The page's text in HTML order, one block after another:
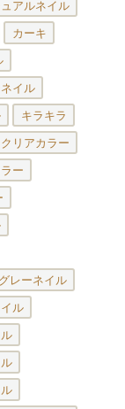
アルネイル
カーキ
イル
キラキラ
クリアカラー
ー
グレーネイル
ル